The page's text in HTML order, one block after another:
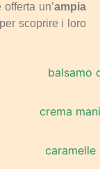
un’ampia
scoprire i loro